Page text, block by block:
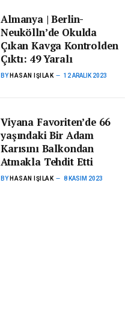
Almanya | Berlin-
Neukölln’de Okulda
Çıkan Kavga Kontrolden
Çıktı: 49 Yaralı
BY HASAN IŞILAK 12 ARALIK 2023
Viyana Favoriten’de 66
yaşındaki Bir Adam
Karısını Balkondan
Atmakla Tehdit Etti
BY HASAN IŞILAK 8 KASIM 2023